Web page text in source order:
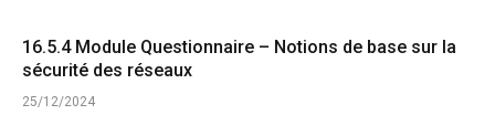
16.5.4 Module Questionnaire – Notions de base sur la
sécurité des réseaux
25/12/2024